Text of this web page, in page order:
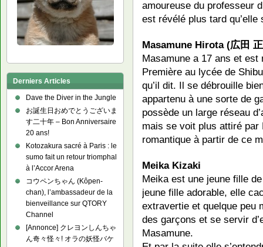
amoureuse du professeur
est révélé plus tard qu’elle
Masamune Hirota (広田
Masamune a 17 ans et
Première au lycée de
qu’il dit. Il se débrouille
appartenu à une sorte de
possède un large réseau
mais se voit plus attiré par
romantique à partir de ce
Meika Kizaki
Meika est une jeune fille
jeune fille adorable, elle
extravertie et quelque peu
des garçons et se servir
Masamune.
Derniers Articles
Dave the Diver in the Jungle
お誕生日おめでとうございま
す二十年 – Bon Anniversaire
20 ans!
Kotozakura sacré à Paris : le
sumo fait un retour triomphal
à l’Accor Arena
コウペンちゃん (Kôpen-
chan), l’ambassadeur de la
bienveillance sur QTORY
Channel
[Annonce] クレヨンしんちゃ
ん奇々怪々! オラの妖怪バケ